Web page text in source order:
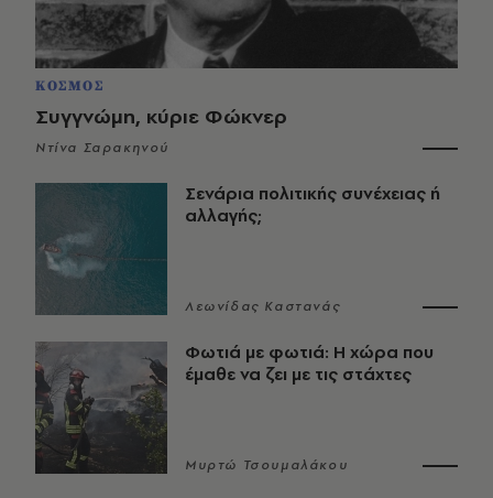
ΚΟΣΜΟΣ
Συγγνώμη, κύριε Φώκνερ
Ντίνα Σαρακηνού
Σενάρια πολιτικής συνέχειας ή
αλλαγής;
Λεωνίδας Καστανάς
Φωτιά με φωτιά: Η χώρα που
έμαθε να ζει με τις στάχτες
Μυρτώ Τσουμαλάκου